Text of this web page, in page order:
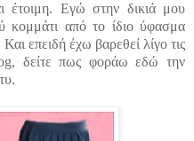
έτοιμη. Εγώ στην δικιά μου
κομμάτι από το ίδιο ύφασμα
επειδή έχω βαρεθεί λίγο τις
δείτε πως φοράω εδώ την